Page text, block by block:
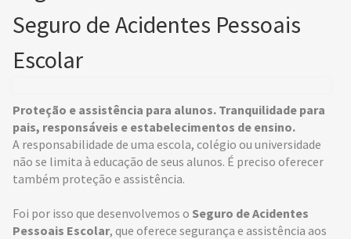
Seguro de Acidentes Pessoais
Escolar
Proteção e assistência para alunos. Tranquilidade para
pais, responsáveis e estabelecimentos de ensino.
A responsabilidade de uma escola, colégio ou universidade
não se limita à educação de seus alunos. É preciso oferecer
também proteção e assistência.
Foi por isso que desenvolvemos o Seguro de Acidentes
Pessoais Escolar, que oferece segurança e assistência aos